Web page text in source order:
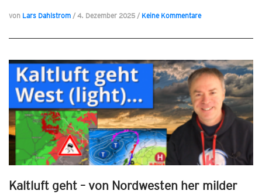
von Lars Dahlstrom / 4. Dezember 2025 / Keine Kommentare
Kaltluft geht – von Nordwesten her milder